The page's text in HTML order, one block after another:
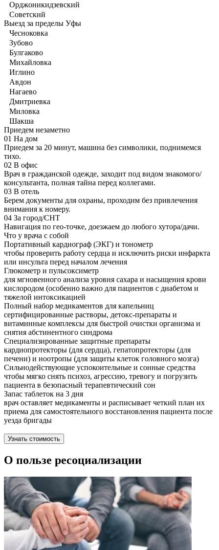
Орджоникидзевский
Советский
Выезд за пределы Уфы
Чесноковка
Зубово
Булгаково
Михайловка
Иглино
Авдон
Нагаево
Дмитриевка
Миловка
Шакша
Приедем незаметно
01 На дом
Приедем за 20 минут, машина без символики, поднимемся
тихо.
02 В офис
Врач в гражданской одежде, заходит под видом знакомого/
консультанта, полная тайна перед коллегами.
03 В отель
Берем документы для охраны, проходим без привлечения
внимания к номеру.
04 За город/СНТ
Навигация по гео-точке, доезжаем до любого хутора/дачи.
Что у врача с собой
Портативный кардиограф (ЭКГ) и тонометр
чтобы проверить работу сердца и исключить риски инфаркта
или инсульта перед началом лечения
Глюкометр и пульсоксиметр
для мгновенного анализа уровня сахара и насыщения крови
кислородом (особенно важно для пациентов с диабетом и
тяжелой интоксикацией
Полный набор медикаментов для капельниц
сертифицированные растворы, детокс-препараты и
витаминные комплексы для быстрой очистки организма и
снятия абстинентного синдрома
Специализированные защитные препараты
кардиопротекторы (для сердца), гепатопротекторы (для
печени) и ноотропы (для защиты клеток головного мозга)
Сильнодействующие успокоительные и сонные средства
чтобы мягко снять психоз, агрессию, тревогу и погрузить
пациента в безопасный терапевтический сон
Запас таблеток на 3 дня
врач оставляет медикаменты и расписывает четкий план их
приема для самостоятельного восстановления пациента после
уезда бригады
Узнать стоимость
О пользе ресоциализации